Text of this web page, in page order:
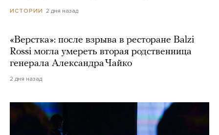
ИСТОРИИ 2 дня назад
«Верстка»: после взрыва в ресторане Balzi
Rossi могла умереть вторая родственница
генерала Александра Чайко
2 дня назад